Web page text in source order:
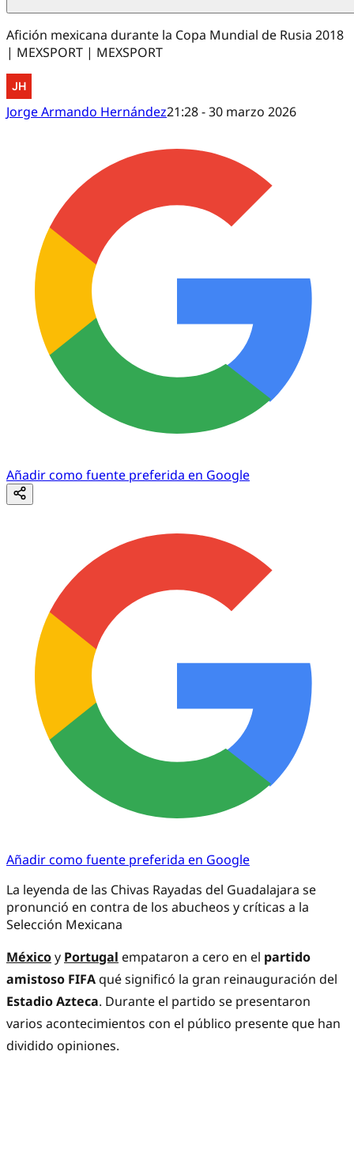
Afición mexicana durante la Copa Mundial de Rusia 2018
| MEXSPORT | MEXSPORT
Jorge Armando Hernández21:28 - 30 marzo 2026
Añadir como fuente preferida en Google
Añadir como fuente preferida en Google
La leyenda de las Chivas Rayadas del Guadalajara se
pronunció en contra de los abucheos y críticas a la
Selección Mexicana
Méxicoy Portugal empataron a cero en el partido
amistoso FIFAqué significó la gran reinauguración del
Estadio Azteca. Durante el partido se presentaron
varios acontecimientos con el público presente que han
dividido opiniones.